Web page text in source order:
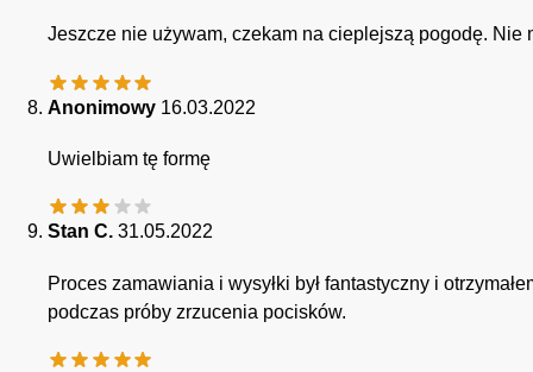
Jeszcze nie używam, czekam na cieplejszą pogodę. Nie
Anonimowy 16.03.2022
Uwielbiam tę formę
Stan C. 31.05.2022
Proces zamawiania i wysyłki był fantastyczny i
podczas próby zrzucenia pocisków.